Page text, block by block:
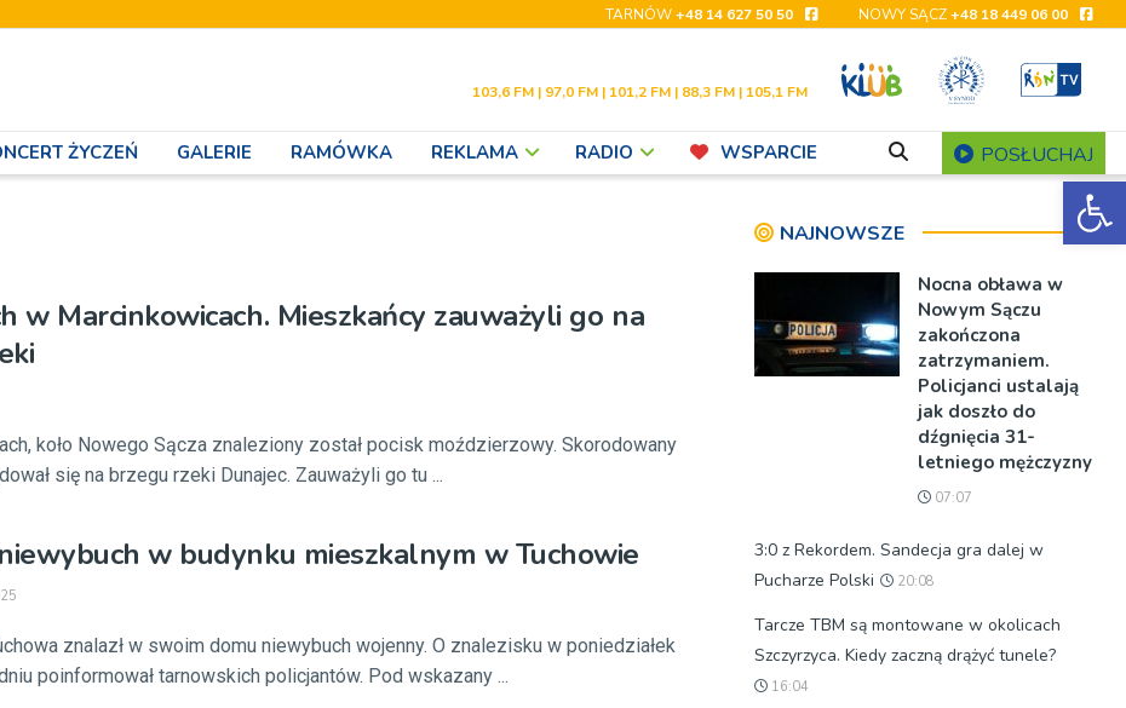
TARNÓW+48 14 627 50 50 NOWY SĄCZ+48 18 449 06 00
103,6 FM | 97,0 FM | 101,2 FM | 88,3 FM | 105,1 FM
ŻYCZEŃ GALERIE RAMÓWKA REKLAMA RADIO WSPARCIE POSŁUCHAJ
w Marcinkowicach. Mieszkańcy zauważyli go na
koło Nowego Sącza znaleziony został pocisk moździerzowy. Skorodowany
się na brzegu rzeki Dunajec. Zauważyli go tu ...
w budynku mieszkalnym w Tuchowie
znalazł w swoim domu niewybuch wojenny. O znalezisku w poniedziałek
poinformował tarnowskich policjantów. Pod wskazany ...
NAJNOWSZE
Nocna obława w
Nowym Sączu
zakończona
zatrzymaniem.
Policjanci ustalają
jak doszło do
dźgnięcia 31-
letniego mężczyzny
07:07
3:0 z Rekordem. Sandecja gra dalej w
Pucharze Polski
20:08
Tarcze TBM są montowane w okolicach
Szczyrzyca. Kiedy zaczną drążyć tunele?
16:04